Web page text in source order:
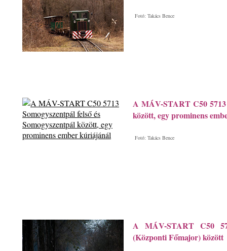
Fotó: Takács Bence
A MÁV-START C50 5713
között, egy prominens
Fotó: Takács Bence
A MÁV-START C50
(Központi Főmajor) között